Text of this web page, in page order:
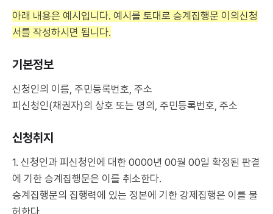
아래 내용은 예시입니다. 예시를 토대로 승계집행문 이의신청
서를 작성하시면 됩니다.
기본정보
신청인의 이름, 주민등록번호, 주소
피신청인(채권자)의 상호 또는 명의, 주민등록번호, 주소
신청취지
1. 신청인과 피신청인에 대한 0000년 00월 00일 확정된 판결
에 기한 승계집행문은 이를 취소한다.
승계집행문의 집행력에 있는 정본에 기한 강제집행은 이를 불